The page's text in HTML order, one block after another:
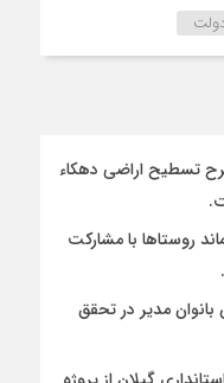
تسطیح اراضی دهکاء
روستاها با مشارکت
بانوان مدیر در تحقق